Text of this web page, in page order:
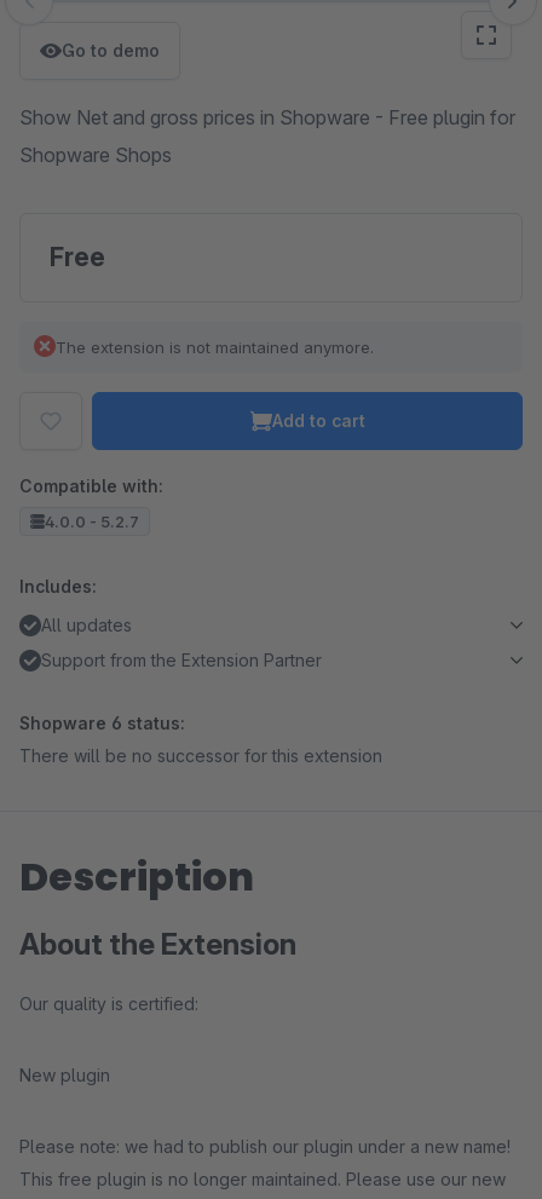
Skip image gallery
Go to demo
Show Net and gross prices in Shopware - Free plugin for
Shopware Shops
Free
The extension is not maintained anymore.
Add to cart
Compatible with:
4.0.0 - 5.2.7
Includes:
All updates
Support from the Extension Partner
Shopware 6 status:
There will be no successor for this extension
Description
About the Extension
Our quality is certified:
New plugin
Please note: we had to publish our plugin under a new name!
This free plugin is no longer maintained. Please use our new